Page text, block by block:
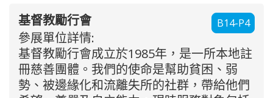
B14-P4
基督教勵行會
參展單位詳情:
基督教勵行會成立於1985年，是一所本地註
冊慈善團體。我們的使命是幫助貧困、弱
勢、被邊緣化和流離失所的社群，帶給他們